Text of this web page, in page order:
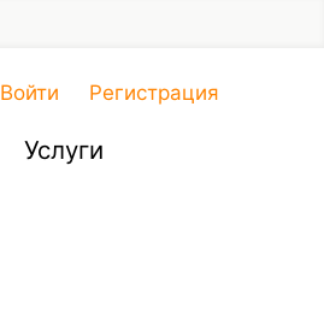
Войти Регистрация
Услуги